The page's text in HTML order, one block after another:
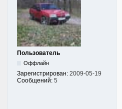
Пользователь
Оффлайн
Зарегистрирован: 2009-05-19
Сообщений: 5